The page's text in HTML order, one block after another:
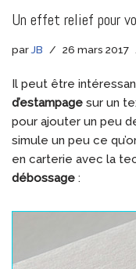
Un effet relief pour
parJB 26 mars 2017
Il peut être
d’estampage sur un
pour ajouter un peu
simule un peu ce
en carterie avec la
débossage :